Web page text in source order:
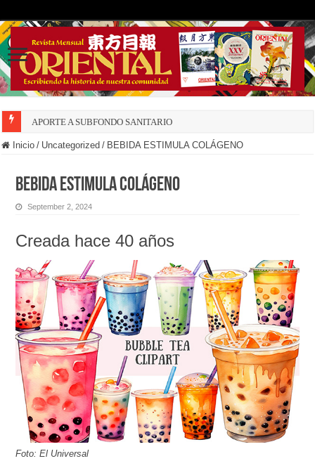
APORTE A SUBFONDO SANITARIO
Inicio / Uncategorized / BEBIDA ESTIMULA COLÁGENO
BEBIDA ESTIMULA COLÁGENO
September 2, 2024
Creada hace 40 años
Foto: El Universal